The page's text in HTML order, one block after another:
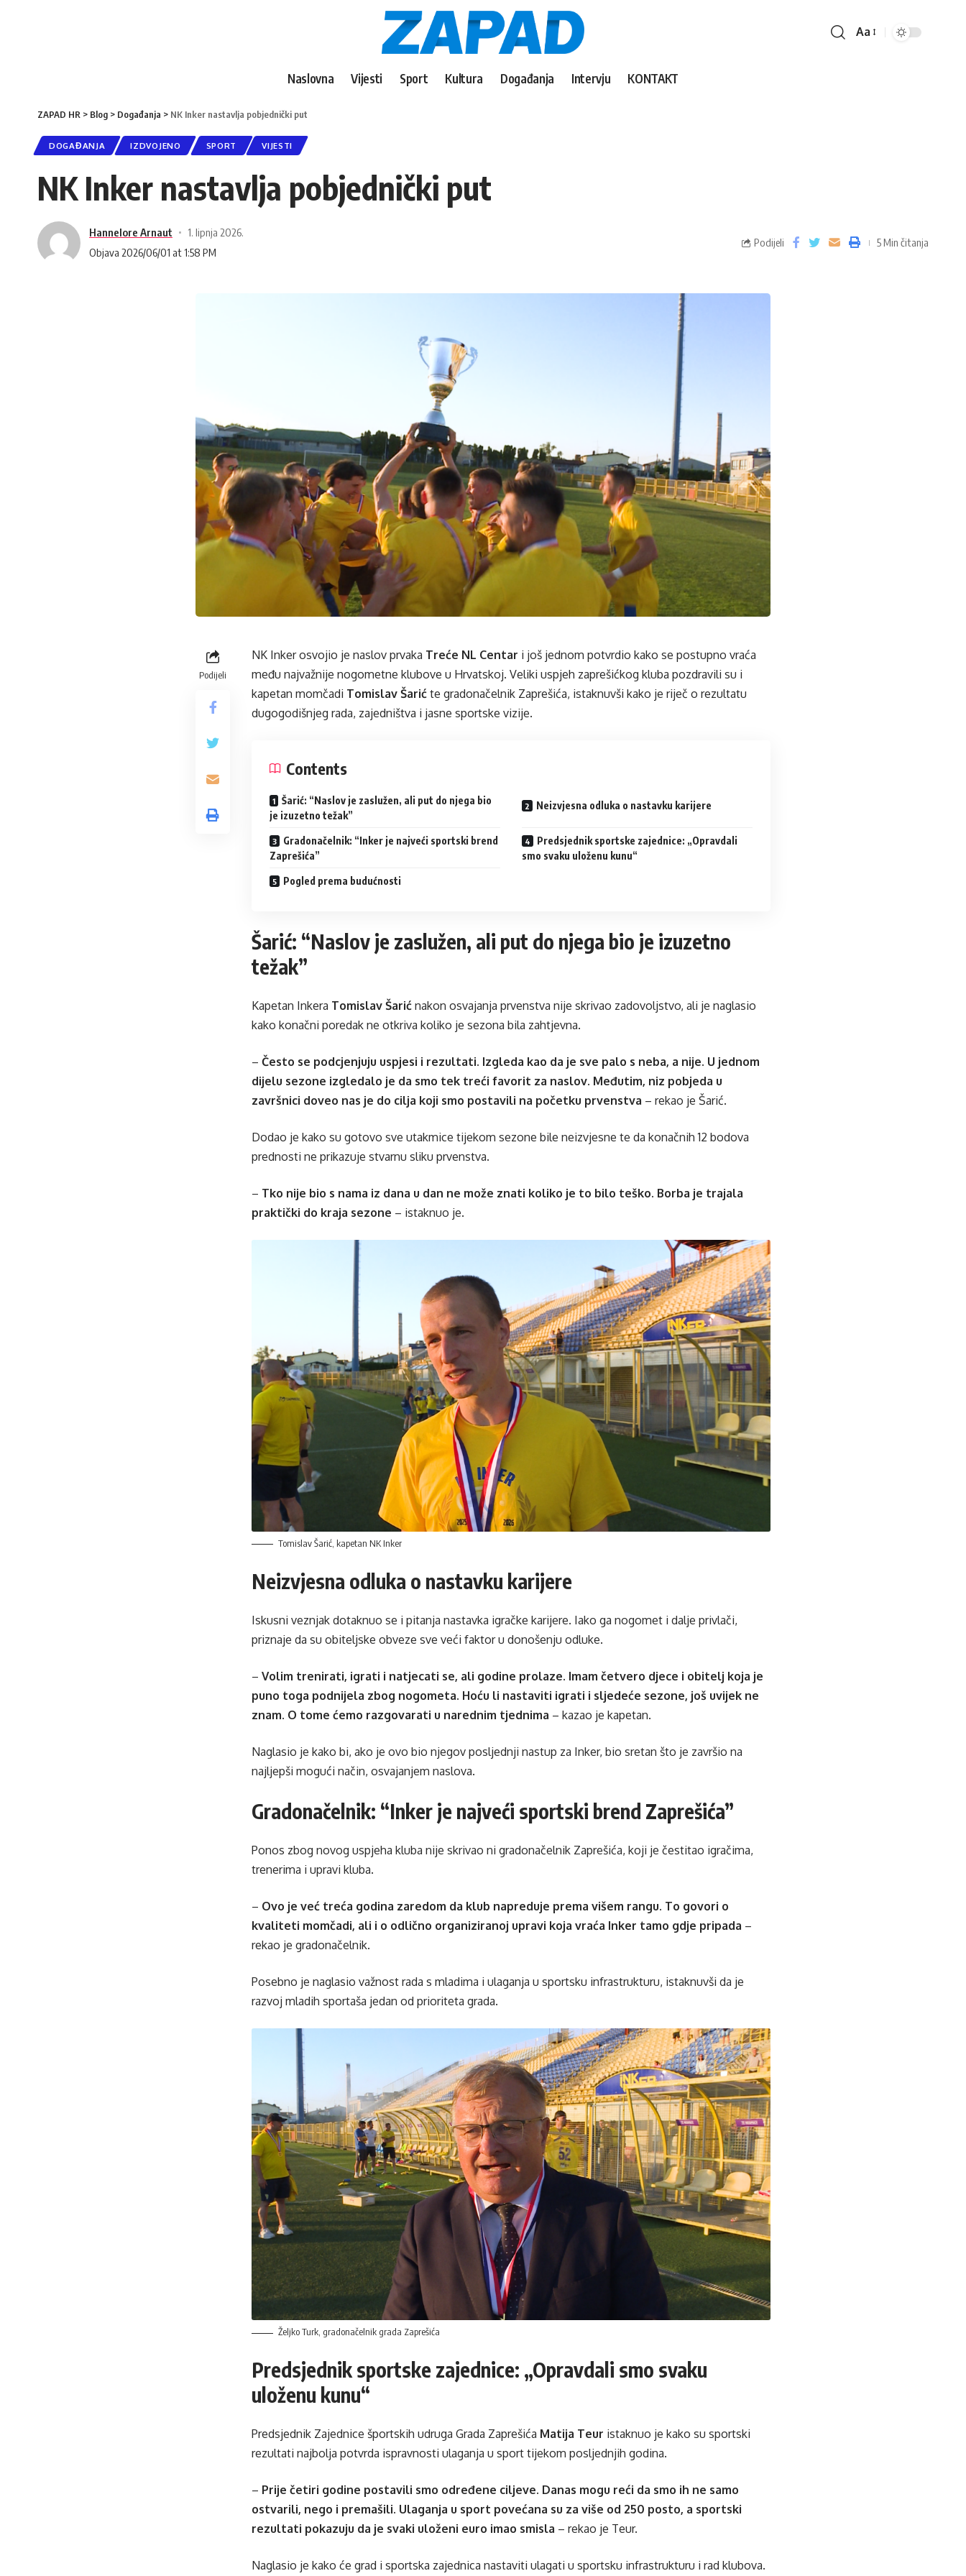
Aa
Naslovna Vijesti Sport Kultura Događanja Intervju KONTAKT
ZAPAD HR > Blog > Događanja > NK Inker nastavlja pobjednički put
DOGAĐANJA IZDVOJENO SPORT VIJESTI
NK Inker nastavlja pobjednički put
Hannelore Arnaut
1. lipnja 2026.
Objava 2026/06/01 at 1:58 PM
Podijeli 5 Min čitanja
Podijeli
NK Inker osvojio je naslov prvaka Treće NL Centar i još jednom potvrdio kako se postupno vraća
među najvažnije nogometne klubove u Hrvatskoj. Veliki uspjeh zaprešićkog kluba pozdravili su i
kapetan momčadi Tomislav Šarić te gradonačelnik Zaprešića, istaknuvši kako je riječ o rezultatu
dugogodišnjeg rada, zajedništva i jasne sportske vizije.
Contents
Šarić: “Naslov je zaslužen, ali put do njega bio
je izuzetno težak”
Neizvjesna odluka o nastavku karijere
Gradonačelnik: “Inker je najveći sportski brend
Zaprešića”
Predsjednik sportske zajednice: „Opravdali
smo svaku uloženu kunu“
Pogled prema budućnosti
Šarić: “Naslov je zaslužen, ali put do njega bio je izuzetno
težak”
Kapetan Inkera Tomislav Šarić nakon osvajanja prvenstva nije skrivao zadovoljstvo, ali je naglasio
kako konačni poredak ne otkriva koliko je sezona bila zahtjevna.
– Često se podcjenjuju uspjesi i rezultati. Izgleda kao da je sve palo s neba, a nije. U jednom
dijelu sezone izgledalo je da smo tek treći favorit za naslov. Međutim, niz pobjeda u
završnici doveo nas je do cilja koji smo postavili na početku prvenstva – rekao je Šarić.
Dodao je kako su gotovo sve utakmice tijekom sezone bile neizvjesne te da konačnih 12 bodova
prednosti ne prikazuje stvarnu sliku prvenstva.
– Tko nije bio s nama iz dana u dan ne može znati koliko je to bilo teško. Borba je trajala
praktički do kraja sezone – istaknuo je.
Tomislav Šarić, kapetan NK Inker
Neizvjesna odluka o nastavku karijere
Iskusni veznjak dotaknuo se i pitanja nastavka igračke karijere. Iako ga nogomet i dalje privlači,
priznaje da su obiteljske obveze sve veći faktor u donošenju odluke.
– Volim trenirati, igrati i natjecati se, ali godine prolaze. Imam četvero djece i obitelj koja je
puno toga podnijela zbog nogometa. Hoću li nastaviti igrati i sljedeće sezone, još uvijek ne
znam. O tome ćemo razgovarati u narednim tjednima – kazao je kapetan.
Naglasio je kako bi, ako je ovo bio njegov posljednji nastup za Inker, bio sretan što je završio na
najljepši mogući način, osvajanjem naslova.
Gradonačelnik: “Inker je najveći sportski brend Zaprešića”
Ponos zbog novog uspjeha kluba nije skrivao ni gradonačelnik Zaprešića, koji je čestitao igračima,
trenerima i upravi kluba.
– Ovo je već treća godina zaredom da klub napreduje prema višem rangu. To govori o
kvaliteti momčadi, ali i o odlično organiziranoj upravi koja vraća Inker tamo gdje pripada –
rekao je gradonačelnik.
Posebno je naglasio važnost rada s mladima i ulaganja u sportsku infrastrukturu, istaknuvši da je
razvoj mladih sportaša jedan od prioriteta grada.
Željko Turk, gradonačelnik grada Zaprešića
Predsjednik sportske zajednice: „Opravdali smo svaku
uloženu kunu“
Predsjednik Zajednice športskih udruga Grada Zaprešića Matija Teur istaknuo je kako su sportski
rezultati najbolja potvrda ispravnosti ulaganja u sport tijekom posljednjih godina.
– Prije četiri godine postavili smo određene ciljeve. Danas mogu reći da smo ih ne samo
ostvarili, nego i premašili. Ulaganja u sport povećana su za više od 250 posto, a sportski
rezultati pokazuju da je svaki uloženi euro imao smisla – rekao je Teur.
Naglasio je kako će grad i sportska zajednica nastaviti ulagati u sportsku infrastrukturu i rad klubova.